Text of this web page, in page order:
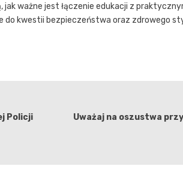
ważne jest łączenie edukacji z
do kwestii bezpieczeństwa oraz zdrowego
Policji
Uważaj na oszustwa